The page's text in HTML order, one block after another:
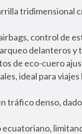
tridimensional
control de
delanteros y
de eco-cuero
ideal para viajes
tráfico denso,